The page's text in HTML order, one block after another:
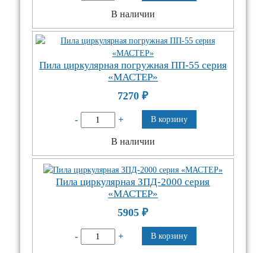
В наличии
Пила циркулярная погружная ПП-55 серия
«МАСТЕР»
7270₽
- + В корзину
В наличии
Пила циркулярная ЗПД-2000 серия
«МАСТЕР»
5905₽
- + В корзину